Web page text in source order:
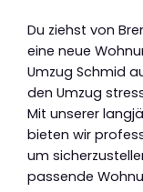
Du ziehst von
eine neue
Umzug Schmid
den Umzug
Mit unserer
bieten wir
um
passende